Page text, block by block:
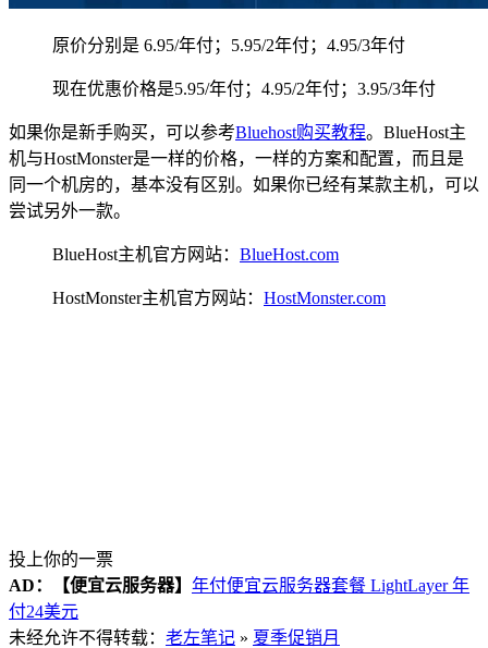
原价分别是 6.95/年付；5.95/2年付；4.95/3年付
现在优惠价格是5.95/年付；4.95/2年付；3.95/3年付
如果你是新手购买，可以参考Bluehost购买教程。BlueHost主
机与HostMonster是一样的价格，一样的方案和配置，而且是
同一个机房的，基本没有区别。如果你已经有某款主机，可以
尝试另外一款。
BlueHost主机官方网站： BlueHost.com
HostMonster主机官方网站： HostMonster.com
投上你的一票
AD：
【便宜云服务器】 年付便宜云服务器套餐 LightLayer 年
付24美元
未经允许不得转载： 老左笔记 » 夏季促销月